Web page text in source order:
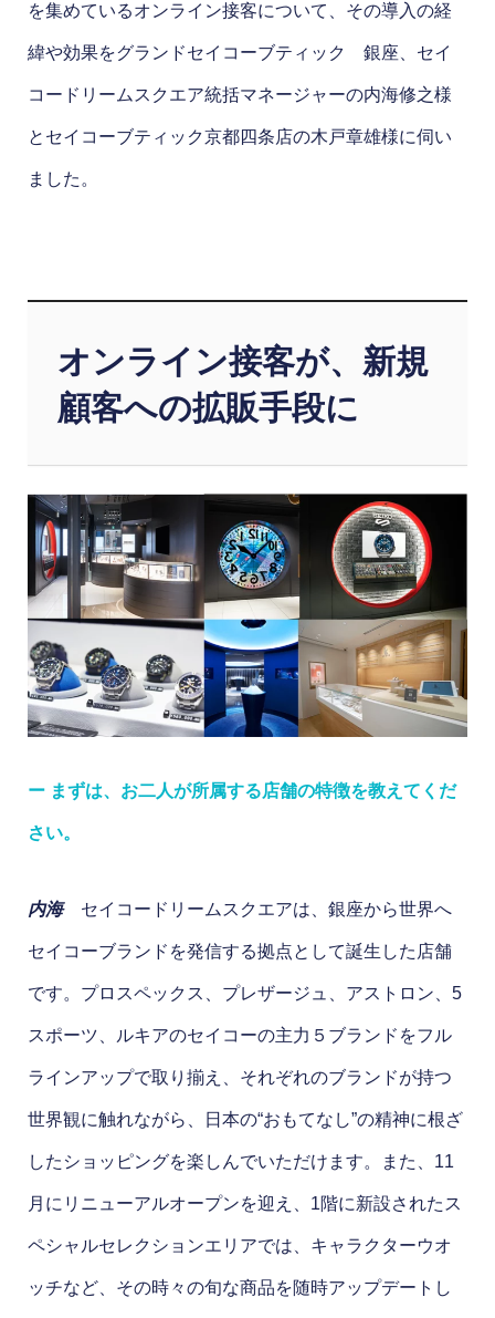
を集めているオンライン接客について、その導入の経
緯や効果をグランドセイコーブティック 銀座、セイ
コードリームスクエア統括マネージャーの内海修之様
とセイコーブティック京都四条店の木戸章雄様に伺い
ました。
オンライン接客が、新規
顧客への拡販手段に
ー まずは、お二人が所属する店舗の特徴を教えてくだ
さい。
内海 セイコードリームスクエアは、銀座から世界へ
セイコーブランドを発信する拠点として誕生した店舗
です。プロスペックス、プレザージュ、アストロン、5
スポーツ、ルキアのセイコーの主力５ブランドをフル
ラインアップで取り揃え、それぞれのブランドが持つ
世界観に触れながら、日本の“おもてなし”の精神に根ざ
したショッピングを楽しんでいただけます。また、11
月にリニューアルオープンを迎え、1階に新設されたス
ペシャルセレクションエリアでは、キャラクターウオ
ッチなど、その時々の旬な商品を随時アップデートし